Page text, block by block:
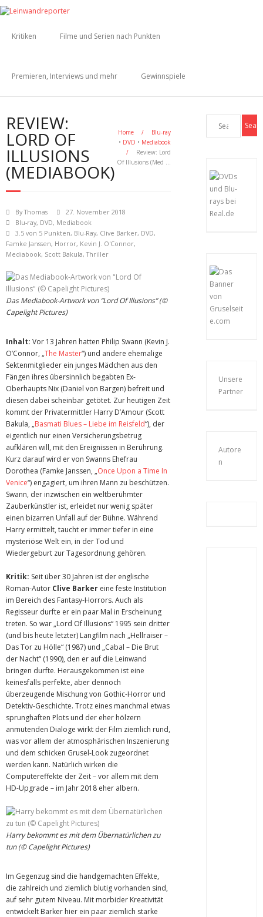
Kritiken Filme und Serien nach Punkten
Premieren, Interviews und mehr Gewinnspiele
REVIEW:
LORD OF
ILLUSIONS
(MEDIABOOK)
Home /
Blu-ray
• DVD • Mediabook
/
Review: Lord
Of Illusions (Med …
ByThomas
27. November 2018
Blu-ray, DVD, Mediabook
3.5 von 5 Punkten, Blu-Ray, Clive Barker, DVD,
Famke Janssen, Horror, Kevin J. O'Connor,
Mediabook, Scott Bakula,Thriller
Das Mediabook-Artwork von “Lord Of Illusions” (©
Capelight Pictures)
Inhalt: Vor 13 Jahren hatten Philip Swann (Kevin J.
O’Connor, „The Master“) und andere ehemalige
Sektenmitglieder ein junges Mädchen aus den
Fängen ihres übersinnlich begabten Ex-
Oberhaupts Nix (Daniel von Bargen) befreit und
diesen dabei scheinbar getötet. Zur heutigen Zeit
kommt der Privatermittler Harry D’Amour (Scott
Bakula, „Basmati Blues – Liebe im Reisfeld“), der
eigentlich nur einen Versicherungsbetrug
aufklären will, mit den Ereignissen in Berührung.
Kurz darauf wird er von Swanns Ehefrau
Dorothea (Famke Janssen, „Once Upon a Time In
Venice“) engagiert, um ihren Mann zu beschützen.
Swann, der inzwischen ein weltberühmter
Zauberkünstler ist, erleidet nur wenig später
einen bizarren Unfall auf der Bühne. Während
Harry ermittelt, taucht er immer tiefer in eine
mysteriöse Welt ein, in der Tod und
Wiedergeburt zur Tagesordnung gehören.
Kritik: Seit über 30 Jahren ist der englische
Roman-Autor Clive Barker eine feste Institution
im Bereich des Fantasy-Horrors. Auch als
Regisseur durfte er ein paar Mal in Erscheinung
treten. So war „Lord Of Illusions“ 1995 sein dritter
(und bis heute letzter) Langfilm nach „Hellraiser –
Das Tor zu Hölle“ (1987) und „Cabal – Die Brut
der Nacht“ (1990), den er auf die Leinwand
bringen durfte. Herausgekommen ist eine
keinesfalls perfekte, aber dennoch
überzeugende Mischung von Gothic-Horror und
Detektiv-Geschichte. Trotz eines manchmal etwas
sprunghaften Plots und der eher hölzern
anmutenden Dialoge wirkt der Film ziemlich rund,
was vor allem der atmosphärischen Inszenierung
und dem schicken Grusel-Look zugeordnet
werden kann. Natürlich wirken die
Computereffekte der Zeit – vor allem mit dem
HD-Upgrade – im Jahr 2018 eher albern.
Harry bekommt es mit dem Übernatürlichen zu
tun (© Capelight Pictures)
Im Gegenzug sind die handgemachten Effekte,
die zahlreich und ziemlich blutig vorhanden sind,
auf sehr gutem Niveau. Mit morbider Kreativität
entwickelt Barker hier ein paar ziemlich starke
Unsere
Partner
Autore
n